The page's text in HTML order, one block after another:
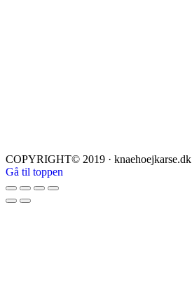
COPYRIGHT© 2019 · knaehoejkarse.dk
Gå til toppen